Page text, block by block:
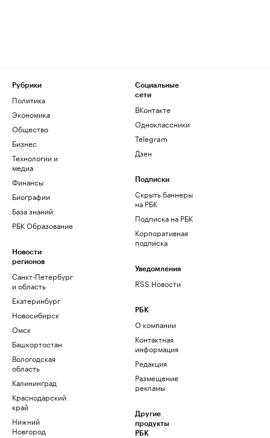
Рубрики
Политика
Экономика
Общество
Бизнес
Технологии и
медиа
Финансы
Биографии
База знаний
РБК Образование
Новости
регионов
Санкт-Петербург
и область
Екатеринбург
Новосибирск
Омск
Башкортостан
Вологодская
область
Калининград
Краснодарский
край
Нижний
Новгород
Социальные
сети
ВКонтакте
Одноклассники
Telegram
Дзен
Подписки
Скрыть баннеры
на РБК
Подписка на РБК
Корпоративная
подписка
Уведомления
RSS Новости
РБК
О компании
Контактная
информация
Редакция
Размещение
рекламы
Другие
продукты
РБК